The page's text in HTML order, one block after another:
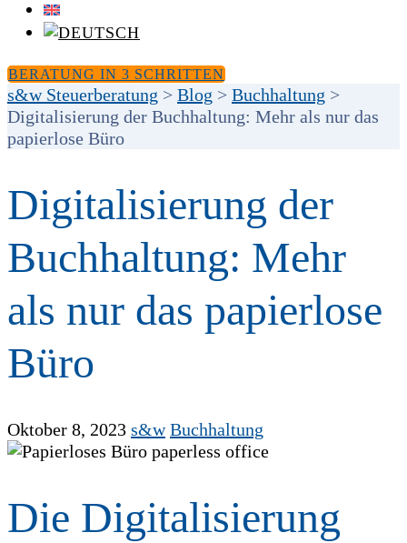
BERATUNG IN 3 SCHRITTEN
s&w Steuerberatung > Blog > Buchhaltung >
Digitalisierung der Buchhaltung: Mehr als nur das
papierlose Büro
Digitalisierung der
Buchhaltung: Mehr
als nur das papierlose
Büro
Oktober 8, 2023 s&w Buchhaltung
Die Digitalisierung